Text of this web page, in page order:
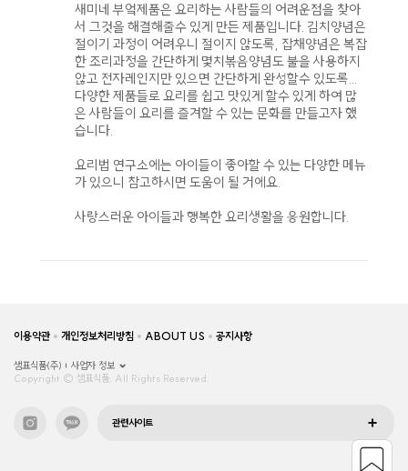
새미네 부엌제품은 요리하는 사람들의 어려운점을 찾아
서 그것을 해결해줄수 있게 만든 제품입니다. 김치양념은
절이기 과정이 어려우니 절이지 않도록, 잡채양념은 복잡
한 조리과정을 간단하게 몇치볶음양념도 불을 사용하지
않고 전자레인지만 있으면 간단하게 완성할수 있도록...
다양한 제품들로 요리를 쉽고 맛있게 할수 있게 하여 많
은 사람들이 요리를 즐겨할 수 있는 문화를 만들고자 했
습니다.
요리법 연구소에는 아이들이 좋아할 수 있는 다양한 메뉴
가 있으니 참고하시면 도움이 될 거에요.
사랑스러운 아이들과 행복한 요리생활을 응원합니다.
이용약관 개인정보처리방침 ABOUT US 공지사항
샘표식품(주)
사업자 정보
Copyright © 샘표식품, All Rights Reserved.
관련사이트